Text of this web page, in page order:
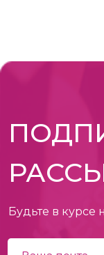
Будьте в курсе